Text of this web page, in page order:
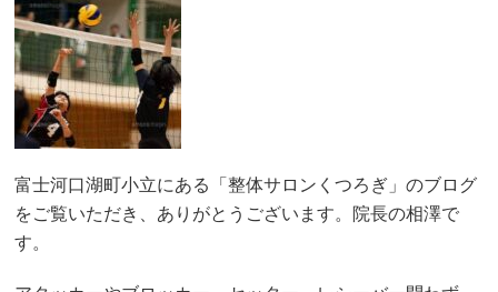
富士河口湖町小立にある「整体サロンくつろぎ」のブログ
をご覧いただき、ありがとうございます。院長の相澤で
す。